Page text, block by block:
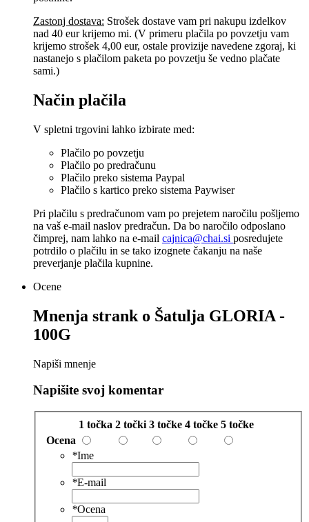
Zastonj dostava: Strošek dostave vam pri nakupu izdelkov
nad 40 eur krijemo mi. (V primeru plačila po povzetju vam
krijemo strošek 4,00 eur, ostale provizije navedene zgoraj, ki
nastanejo s plačilom paketa po povzetju še vedno plačate
sami.)
Način plačila
V spletni trgovini lahko izbirate med:
Plačilo po povzetju
Plačilo po predračunu
Plačilo preko sistema Paypal
Plačilo s kartico preko sistema Paywiser
Pri plačilu s predračunom vam po prejetem naročilu pošljemo
na vaš e-mail naslov predračun. Da bo naročilo odposlano
čimprej, nam lahko na e-mail cajnica@chai.si posredujete
potrdilo o plačilu in se tako izognete čakanju na naše
preverjanje plačila kupnine.
Ocene
Mnenja strank o Šatulja GLORIA -
100G
Napiši mnenje
Napišite svoj komentar
1 točka 2 točki 3 točke 4 točke 5 točke
Ocena
*Ime
*E-mail
*Ocena